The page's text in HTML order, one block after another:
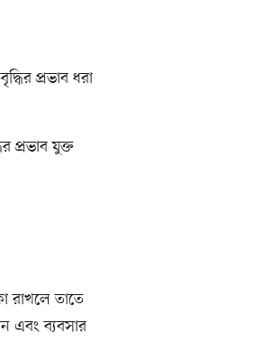
প্রভাব ধরা
প্রভাব যুক্ত
রাখলে তাতে
এবং ব্যবসার